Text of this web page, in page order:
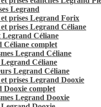
Legrand
prises Legrand Forix
prises Legrand Céliane
Legrand Céliane
Céliane complet
Legrand Céliane
Legrand Céliane
Legrand Céliane
prises Legrand Dooxie
Dooxie complet
Legrand Dooxie